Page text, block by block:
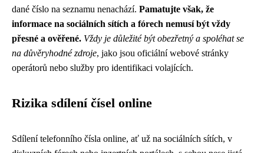
dané číslo na seznamu nenachází. Pamatujte však, že
informace na sociálních sítích a fórech nemusí být vždy
přesné a ověřené. Vždy je důležité být obezřetný a spoléhat se
na důvěryhodné zdroje, jako jsou oficiální webové stránky
operátorů nebo služby pro identifikaci volajících.
Rizika sdílení čísel online
Sdílení telefonního čísla online, ať už na sociálních sítích, v